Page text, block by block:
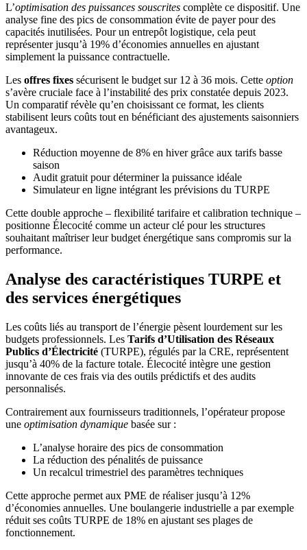
L’optimisation des puissances souscrites complète ce dispositif. Une
analyse fine des pics de consommation évite de payer pour des
capacités inutilisées. Pour un entrepôt logistique, cela peut
représenter jusqu’à 19% d’économies annuelles en ajustant
simplement la puissance contractuelle.
Les offres fixes sécurisent le budget sur 12 à 36 mois. Cette option
s’avère cruciale face à l’instabilité des prix constatée depuis 2023.
Un comparatif révèle qu’en choisissant ce format, les clients
stabilisent leurs coûts tout en bénéficiant des ajustements saisonniers
avantageux.
Réduction moyenne de 8% en hiver grâce aux tarifs basse
saison
Audit gratuit pour déterminer la puissance idéale
Simulateur en ligne intégrant les prévisions du TURPE
Cette double approche – flexibilité tarifaire et calibration technique –
positionne Élecocité comme un acteur clé pour les structures
souhaitant maîtriser leur budget énergétique sans compromis sur la
performance.
Analyse des caractéristiques TURPE et
des services énergétiques
Les coûts liés au transport de l’énergie pèsent lourdement sur les
budgets professionnels. Les Tarifs d’Utilisation des Réseaux
Publics d’Électricité (TURPE), régulés par la CRE, représentent
jusqu’à 40% de la facture totale. Élecocité intègre une gestion
innovante de ces frais via des outils prédictifs et des audits
personnalisés.
Contrairement aux fournisseurs traditionnels, l’opérateur propose
une optimisation dynamique basée sur :
L’analyse horaire des pics de consommation
La réduction des pénalités de puissance
Un recalcul trimestriel des paramètres techniques
Cette approche permet aux PME de réaliser jusqu’à 12%
d’économies annuelles. Une boulangerie industrielle a par exemple
réduit ses coûts TURPE de 18% en ajustant ses plages de
fonctionnement.